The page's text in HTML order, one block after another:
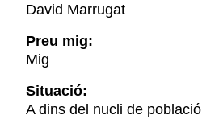
David Marrugat
Preu mig:
Mig
Situació:
A dins del nucli de població